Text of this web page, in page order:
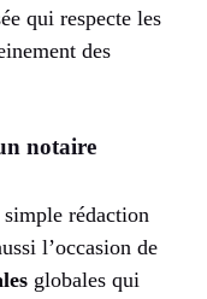
qui respecte les
des
notaire
simple rédaction
l’occasion de
globales qui